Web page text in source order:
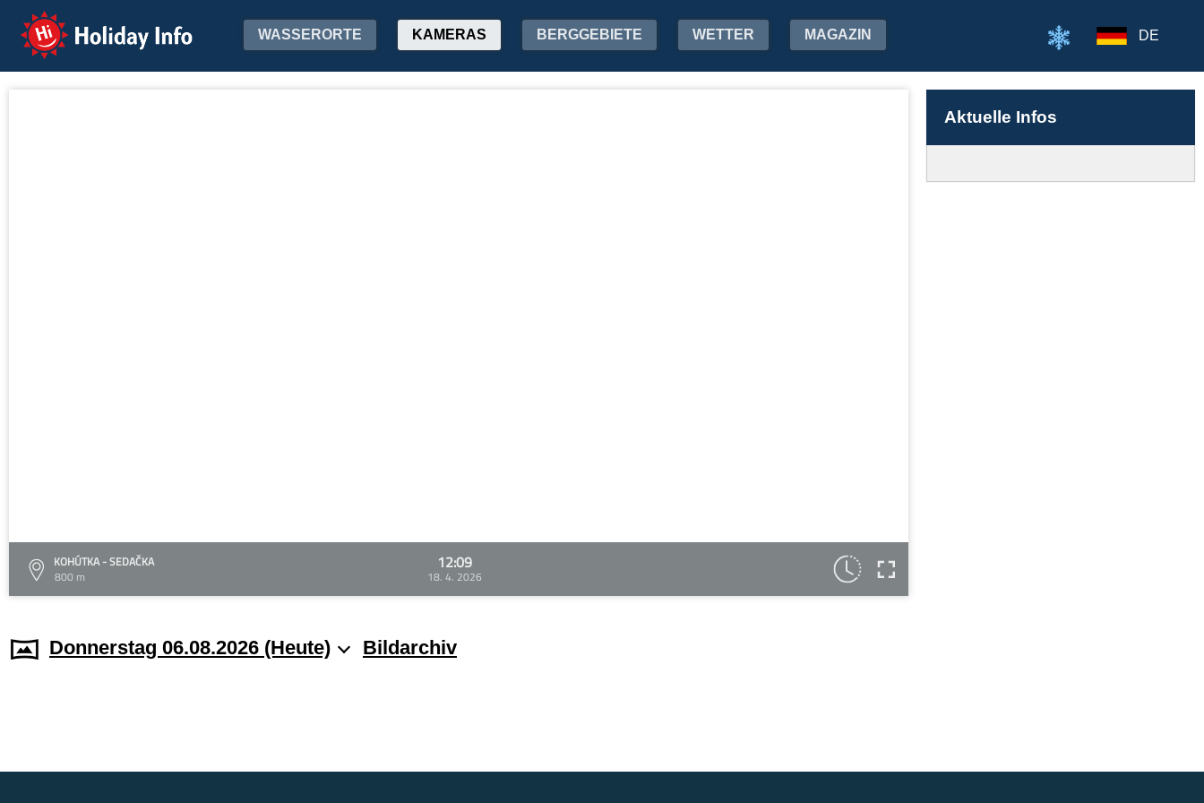
Holiday Info WASSERORTE KAMERAS BERGGEBIETE WETTER MAGAZIN DE
KOHÚTKA - SEDAČKA
800 m
12:09
18. 4. 2026
Aktuelle Infos
Donnerstag 06.08.2026 (Heute) Bildarchiv